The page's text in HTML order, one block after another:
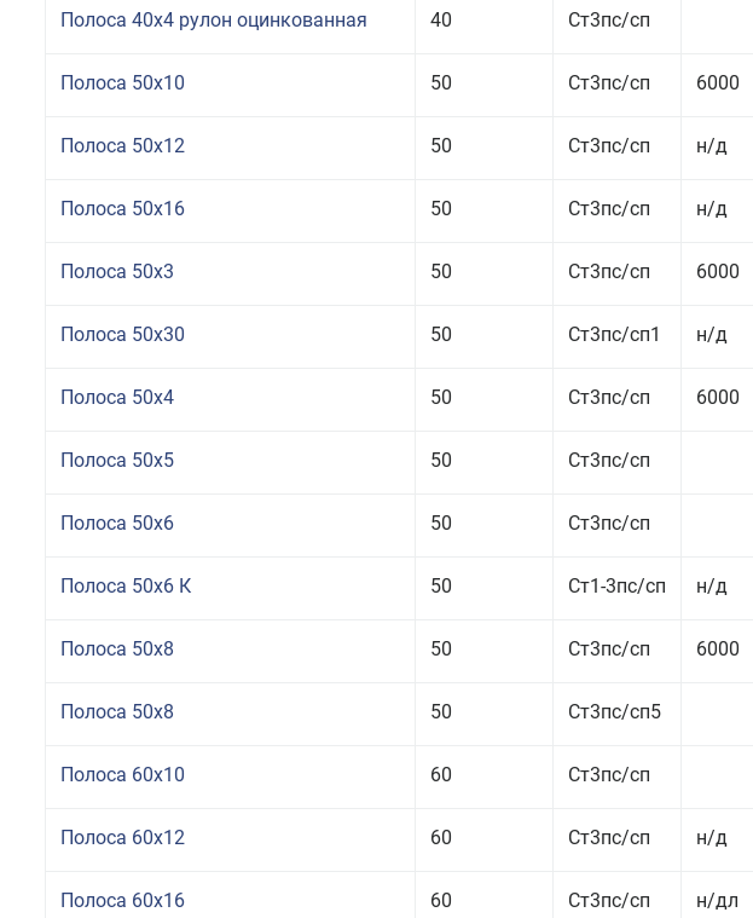
Полоса 40x4 рулон оцинкованная 40 Ст3пс/сп
Полоса 50x10 50 Ст3пс/сп 6000
Полоса 50x12 50 Ст3пс/сп н/д
Полоса 50x16 50 Ст3пс/сп н/д
Полоса 50x3 50 Ст3пс/сп 6000
Полоса 50x30 50 Ст3пс/сп1 н/д
Полоса 50x4 50 Ст3пс/сп 6000
Полоса 50x5 50 Ст3пс/сп
Полоса 50x6 50 Ст3пс/сп
Полоса 50x6 К 50 Ст1-3пс/сп н/д
Полоса 50x8 50 Ст3пс/сп 6000
Полоса 50x8 50 Ст3пс/сп5
Полоса 60x10 60 Ст3пс/сп
Полоса 60x12 60 Ст3пс/сп н/д
Полоса 60x16 60 Ст3пс/сп н/дл